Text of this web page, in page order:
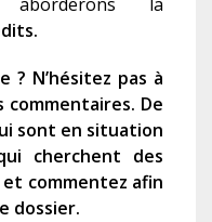
.
N’hésitez pas à
De
sont en situation
cherchent des
commentez afin
dossier.